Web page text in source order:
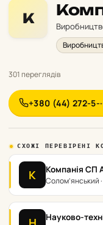
К
301 переглядів
+380 (44) 272-5-
СХОЖІ ПЕРЕВІРЕНІ
К Компанія СП
Солом’янський
Науково-